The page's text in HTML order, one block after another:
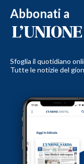
Abbonati a
Sfoglia il quotidiano
Tutte le notizie del